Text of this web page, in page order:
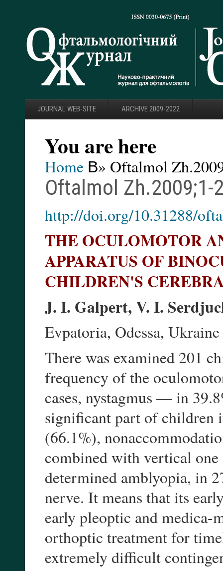
JOURNAL WEB-SITE ARCHIVE 2009-2022
You are here
Home В» Oftalmol
Oftalmol Zh.2009;1-
http://doi.org/10.31288/
THE OCULOMOTOR
APPARATUS OF
CHILDREN'S
J. I. Galpert, V. I.
Evpatoria, Odessa, Ukraine
There was examined 201
frequency of the
cases, nystagmus — in
significant part of children
(66.1%),
combined with vertical
determined amblyopia, in
nerve. It means that its
early pleoptic and medica-
orthoptic treatment for
extremely difficult